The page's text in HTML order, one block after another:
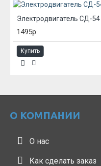
1495р.
Купить
О КОМПАНИИ
О нас
Как сделать заказ